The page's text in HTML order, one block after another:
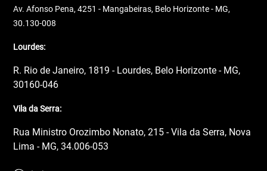
Av. Afonso Pena, 4251 - Mangabeiras, Belo Horizonte - MG,
30.130-008
Lourdes:
R. Rio de Janeiro, 1819 - Lourdes, Belo Horizonte - MG,
30160-046
Vila da Serra:
Rua Ministro Orozimbo Nonato, 215 - Vila da Serra, Nova
Lima - MG, 34.006-053